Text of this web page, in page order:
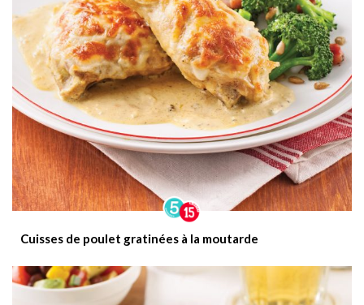
Cuisses de poulet gratinées à la moutarde